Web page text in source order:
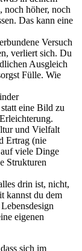
noch höher, noch
Das kann eine
Versuch
verliert sich. Du
Ausgleich
Fülle. Wie
eine Bild zu
und Vielfalt
Ertrag (nie
viele Dinge
Strukturen
drin ist, nicht,
kannst du dem
eigenen
sich im